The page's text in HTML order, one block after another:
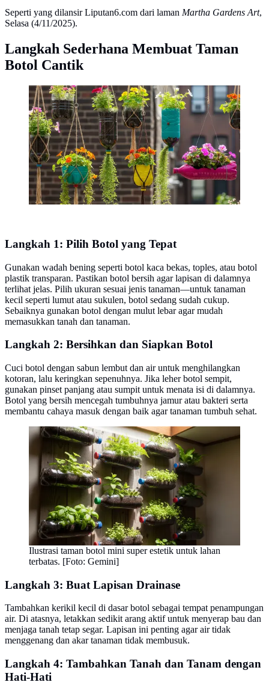
Seperti yang dilansir Liputan6.com dari laman Martha Gardens Art,
Selasa (4/11/2025).
Langkah Sederhana Membuat Taman
Botol Cantik
Ilustrasi taman botol mini super estetik untuk lahan
terbatas. [Foto: Gemini]
Langkah 1: Pilih Botol yang Tepat
Gunakan wadah bening seperti botol kaca bekas, toples, atau botol
plastik transparan. Pastikan botol bersih agar lapisan di dalamnya
terlihat jelas. Pilih ukuran sesuai jenis tanaman—untuk tanaman
kecil seperti lumut atau sukulen, botol sedang sudah cukup.
Sebaiknya gunakan botol dengan mulut lebar agar mudah
memasukkan tanah dan tanaman.
Langkah 2: Bersihkan dan Siapkan Botol
Cuci botol dengan sabun lembut dan air untuk menghilangkan
kotoran, lalu keringkan sepenuhnya. Jika leher botol sempit,
gunakan pinset panjang atau sumpit untuk menata isi di dalamnya.
Botol yang bersih mencegah tumbuhnya jamur atau bakteri serta
membantu cahaya masuk dengan baik agar tanaman tumbuh sehat.
Ilustrasi taman botol mini super estetik untuk lahan
terbatas. [Foto: Gemini]
Langkah 3: Buat Lapisan Drainase
Tambahkan kerikil kecil di dasar botol sebagai tempat penampungan
air. Di atasnya, letakkan sedikit arang aktif untuk menyerap bau dan
menjaga tanah tetap segar. Lapisan ini penting agar air tidak
menggenang dan akar tanaman tidak membusuk.
Langkah 4: Tambahkan Tanah dan Tanam dengan
Hati-Hati